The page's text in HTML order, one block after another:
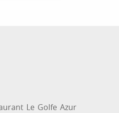
Le Golfe Azur